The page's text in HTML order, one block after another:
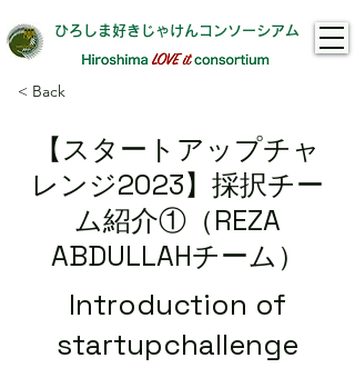
ひろしま好きじゃけんコンソーシアム
< Back
【スタートアップチャ
レンジ2023】採択チー
ム紹介①（REZA
ABDULLAHチーム）
Introduction of
startupchallenge